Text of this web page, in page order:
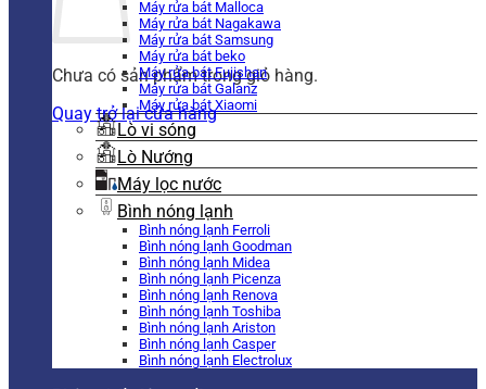
Chưa có sản phẩm trong giỏ hàng.
Quay trở lại cửa hàng
Máy rửa bát Malloca
Máy rửa bát Nagakawa
Máy rửa bát Samsung
Máy rửa bát beko
Máy rửa bát Fujishan
Máy rửa bát Galanz
Máy rửa bát Xiaomi
Lò vi sóng
Lò Nướng
Máy lọc nước
Bình nóng lạnh
Bình nóng lạnh Ferroli
Bình nóng lạnh Goodman
Bình nóng lạnh Midea
Bình nóng lạnh Picenza
Bình nóng lạnh Renova
Bình nóng lạnh Toshiba
Bình nóng lạnh Ariston
Bình nóng lạnh Casper
Bình nóng lạnh Electrolux